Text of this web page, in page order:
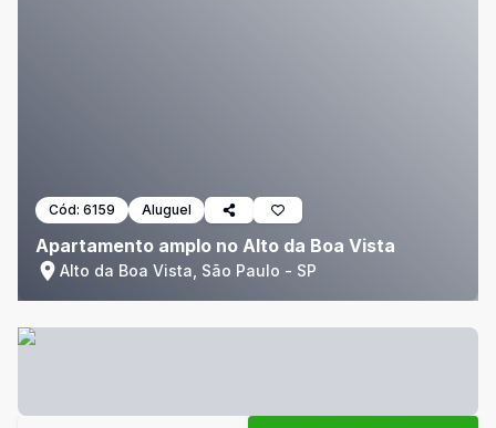
Cód: 6159 Aluguel
Apartamento amplo no Alto da Boa Vista
Alto da Boa Vista, São Paulo - SP